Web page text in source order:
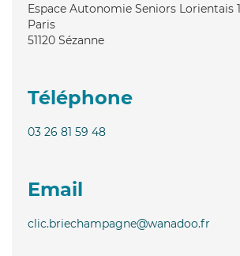
Espace Autonomie Seniors Lorientais
Paris
51120 Sézanne
Téléphone
03 26 81 59 48
Email
clic.briechampagne@wanadoo.fr